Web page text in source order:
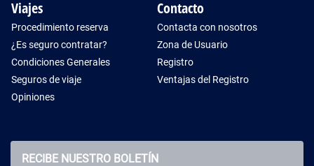
Viajes
Procedimiento reserva
¿Es seguro contratar?
Condiciones Generales
Seguros de viaje
Opiniones
Contacto
Contacta con nosotros
Zona de Usuario
Registro
Ventajas del Registro
RECIBE NUESTRO BOLETÍN